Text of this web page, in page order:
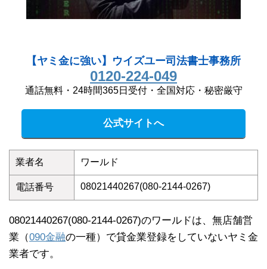
【ヤミ金に強い】ウイズユー司法書士事務所
0120-224-049
通話無料・24時間365日受付・全国対応・秘密厳守
公式サイトへ
業者名 ワールド
電話番号 08021440267(080-2144-0267)
08021440267(080-2144-0267)のワールドは、無店舗営
業（090金融の一種）で貸金業登録をしていないヤミ金
業者です。